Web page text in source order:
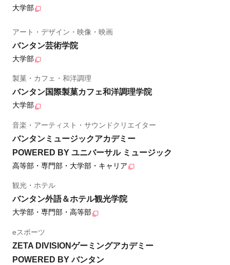
大学部
アート・デザイン・映像・映画
バンタン芸術学院
大学部
製菓・カフェ・和洋調理
バンタン国際製菓カフェ和洋調理学院
大学部
音楽・アーティスト・サウンドクリエイター
バンタンミュージックアカデミー
POWERED BY ユニバーサル ミュージック
高等部・専門部・大学部・キャリア
観光・ホテル
バンタン外語＆ホテル観光学院
大学部・専門部・高等部
eスポーツ
ZETA DIVISIONゲーミングアカデミー
POWERED BY バンタン